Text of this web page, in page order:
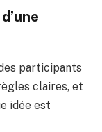
participants
claires, et
idée est